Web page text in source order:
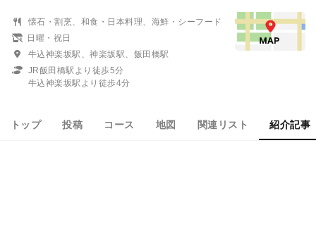
懐石・割烹、和食・日本料理、海鮮・シーフード
日曜・祝日
牛込神楽坂駅、神楽坂駅、飯田橋駅
JR飯田橋駅より徒歩5分
牛込神楽坂駅より徒歩4分
トップ 投稿 コース 地図 関連リスト 紹介記事